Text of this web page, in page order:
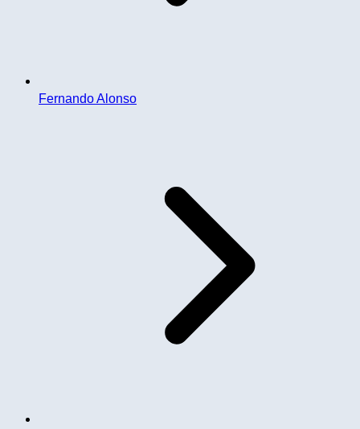
Fernando Alonso